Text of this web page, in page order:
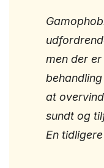
men der
at
sundt og
En